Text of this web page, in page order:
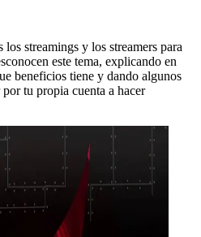
streamings y los streamers para
este tema, explicando en
beneficios tiene y dando algunos
tu propia cuenta a hacer